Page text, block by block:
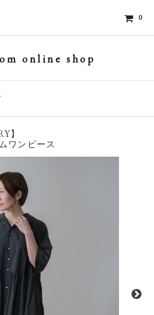
0
online shop
】
ワンピース